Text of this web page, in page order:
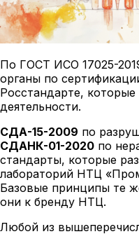
По ГОСТ ИСО 17025-
органы по
Росстандарте, которые
деятельности.
СДА-15-2009 по
СДАНК-01-2020 по
стандарты, которые
лабораторий НТЦ
Базовые принципы те
они к бренду НТЦ.
Любой из